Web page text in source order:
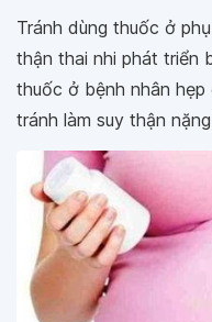
Tránh dùng thuốc ở
thận thai nhi phát triển
thuốc ở bệnh nhân
tránh làm suy thận